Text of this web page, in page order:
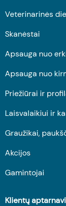
Veterinarinės
Skanėstai
Apsauga nuo
Apsauga nuo
Priežiūrai ir
Laisvalaikiui ir
Graužikai,
Akcijos
Gamintojai
Klientų